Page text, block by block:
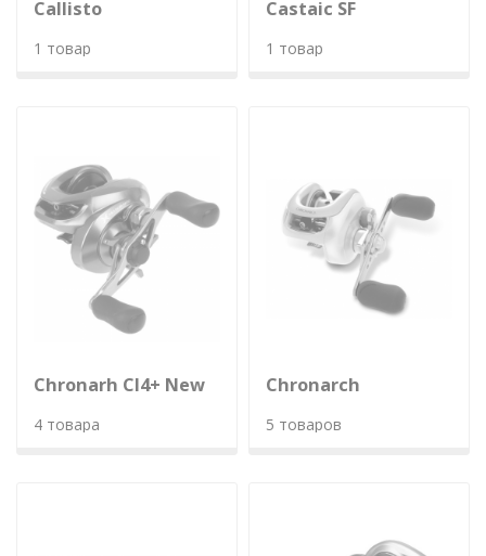
Callisto
1 товар
Castaic SF
1 товар
Chronarh CI4+ New
4 товара
Chronarch
5 товаров